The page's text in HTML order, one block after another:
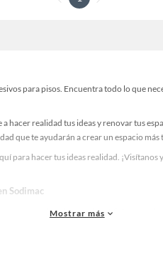
para pisos. Encuentra todo lo que
hacer realidad tus ideas y renovar tus
que te ayudarán a crear un espacio más
para hacer tus ideas realidad.
Sodimac
y renovación de espacios. ¡Visítanos y
Mostrar más